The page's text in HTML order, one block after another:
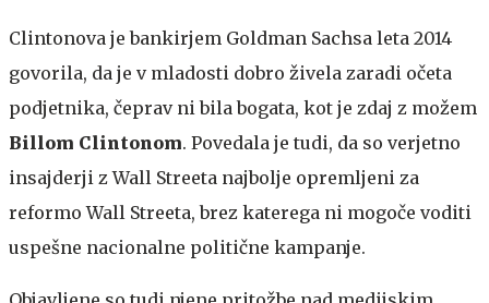
Clintonova je bankirjem Goldman Sachsa leta 2014
govorila, da je v mladosti dobro živela zaradi očeta
podjetnika, čeprav ni bila bogata, kot je zdaj z možem
Billom Clintonom. Povedala je tudi, da so verjetno
insajderji z Wall Streeta najbolje opremljeni za
reformo Wall Streeta, brez katerega ni mogoče voditi
uspešne nacionalne politične kampanje.